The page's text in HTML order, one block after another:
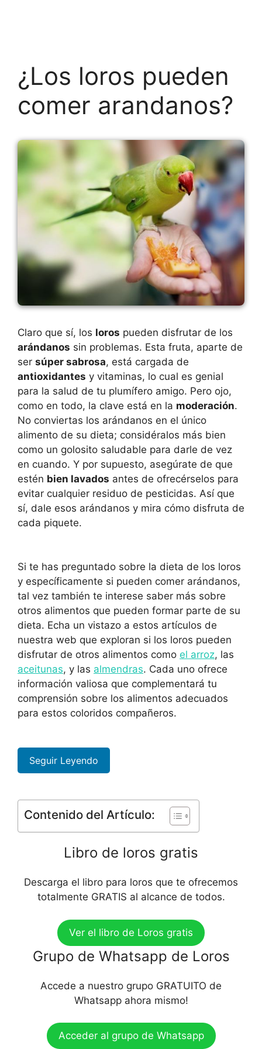
¿Los loros pueden
comer arandanos?
Claro que sí, los loros pueden disfrutar de los
arándanos sin problemas. Esta fruta, aparte de
ser súper sabrosa, está cargada de
antioxidantes y vitaminas, lo cual es genial
para la salud de tu plumífero amigo. Pero ojo,
como en todo, la clave está en la moderación.
No conviertas los arándanos en el único
alimento de su dieta; considéralos más bien
como un golosito saludable para darle de vez
en cuando. Y por supuesto, asegúrate de que
estén bien lavados antes de ofrecérselos para
evitar cualquier residuo de pesticidas. Así que
sí, dale esos arándanos y mira cómo disfruta de
cada piquete.
Si te has preguntado sobre la dieta de los loros
y específicamente si pueden comer arándanos,
tal vez también te interese saber más sobre
otros alimentos que pueden formar parte de su
dieta. Echa un vistazo a estos artículos de
nuestra web que exploran si los loros pueden
disfrutar de otros alimentos como el arroz, las
aceitunas, y las almendras. Cada uno ofrece
información valiosa que complementará tu
comprensión sobre los alimentos adecuados
para estos coloridos compañeros.
Seguir Leyendo
Contenido del Artículo:
Libro de loros gratis
Descarga el libro para loros que te ofrecemos
totalmente GRATIS al alcance de todos.
Ver el libro de Loros gratis
Grupo de Whatsapp de Loros
Accede a nuestro grupo GRATUITO de
Whatsapp ahora mismo!
Acceder al grupo de Whatsapp